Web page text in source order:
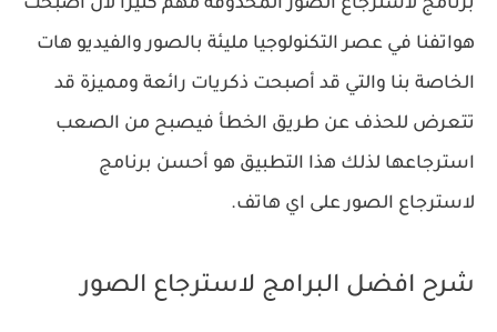
برنامج لاسترجاع الصور المحذوفة مهم كثيراً لأن أصبحت
هواتفنا في عصر التكنولوجيا مليئة بالصور والفيديو هات
الخاصة بنا والتي قد أصبحت ذكريات رائعة ومميزة قد
تتعرض للحذف عن طريق الخطأ فيصبح من الصعب
استرجاعها لذلك هذا التطبيق هو أحسن برنامج
لاسترجاع الصور على اي هاتف.
شرح افضل البرامج لاسترجاع الصور